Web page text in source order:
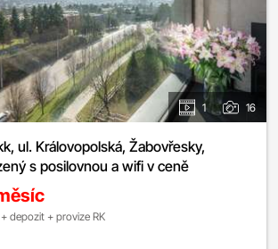
1 16
ul. Královopolská, Žabovřesky,
s posilovnou a wifi v ceně
depozit + provize RK